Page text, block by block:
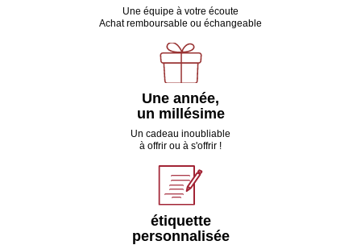
Une équipe à votre écoute
Achat remboursable ou échangeable
Une année,
un millésime
Un cadeau inoubliable
à offrir ou à s'offrir !
étiquette
personnalisée